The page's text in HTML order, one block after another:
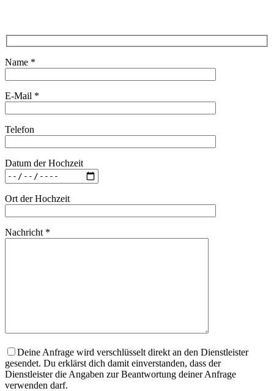
Name *
E-Mail *
Telefon
Datum der Hochzeit
Ort der Hochzeit
Nachricht *
Deine Anfrage wird verschlüsselt direkt an den Dienstleister
gesendet. Du erklärst dich damit einverstanden, dass der
Dienstleister die Angaben zur Beantwortung deiner Anfrage
verwenden darf.